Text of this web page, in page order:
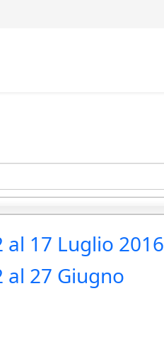
17 Luglio 2016
al 27 Giugno